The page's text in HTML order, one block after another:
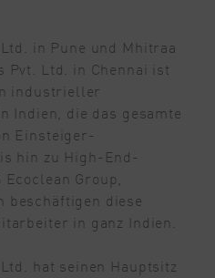
in Pune und Mhitraa
Pvt. Ltd. in Chennai ist
industrieller
Indien, die das gesamte
Einsteiger-
hin zu High-End-
Group,
beschäftigen diese
in ganz Indien.
hat seinen Hauptsitz